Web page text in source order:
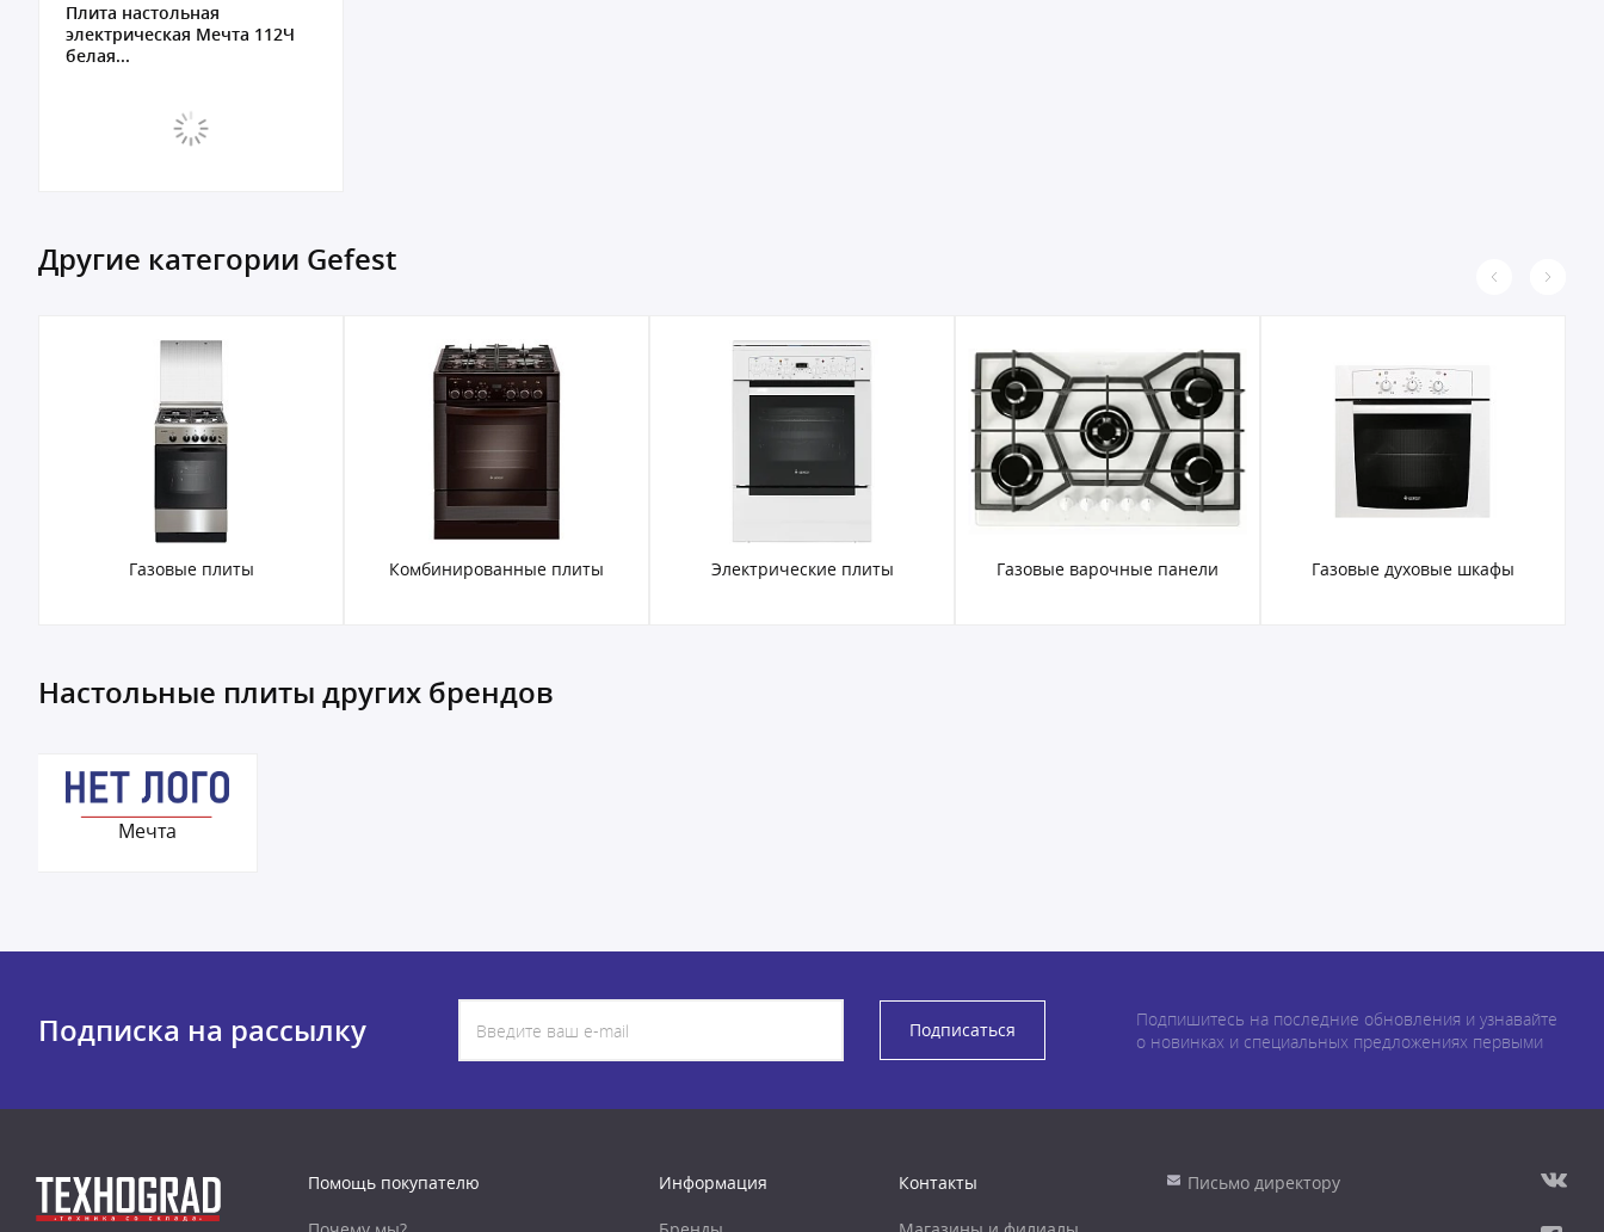
Плита настольная
электрическая Мечта 112Ч
белая...
Другие категории Gefest
Газовые плиты Комбинированные плиты Электрические плиты Газовые варочные панели Газовые духовые шкафы
Настольные плиты других брендов
Мечта
Подписка на рассылку Подписаться
Подпишитесь на последние обновления и узнавайте
о новинках и специальных предложениях первыми
Помощь покупателю Информация Контакты Письмо директору